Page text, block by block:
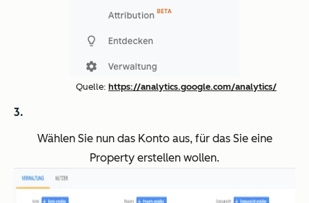
Quelle: https://analytics.google.com/analytics/
Wählen Sie nun das Konto aus, für das Sie eine
Property erstellen wollen.